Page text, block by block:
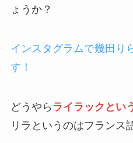
ょうか？
インスタグラムで幾田り
す！
どうやら ライラックとい
リラというのはフランス